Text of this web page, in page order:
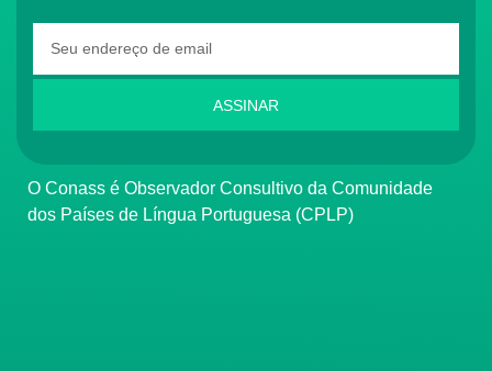
ASSINAR
O Conass é Observador Consultivo da Comunidade
dos Países de Língua Portuguesa (CPLP)